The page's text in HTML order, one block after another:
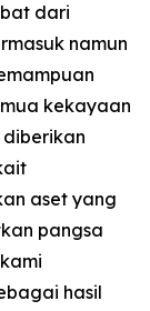
dari
namun
kekayaan
aset yang
pangsa
hasil